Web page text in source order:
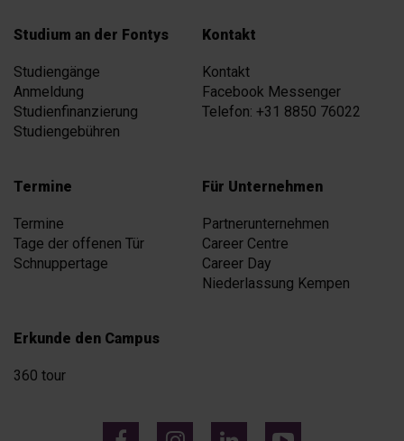
Studium an der Fontys
Studiengänge
Anmeldung
Studienfinanzierung
Studiengebühren
Kontakt
Kontakt
Facebook Messenger
Telefon: +31 8850 76022
Termine
Termine
Tage der offenen Tür
Schnuppertage
Für Unternehmen
Partnerunternehmen
Career Centre
Career Day
Niederlassung Kempen
Erkunde den Campus
360 tour